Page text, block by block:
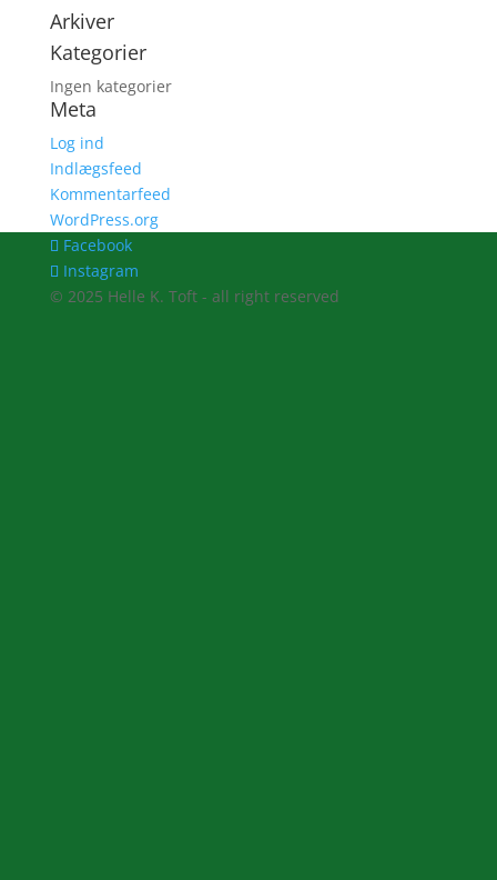
Arkiver
Kategorier
Ingen kategorier
Meta
Log ind
Indlægsfeed
Kommentarfeed
WordPress.org
Facebook
Instagram
© 2025 Helle K. Toft - all right reserved